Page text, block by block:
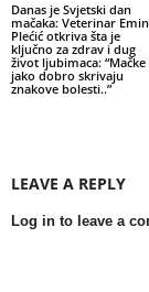
Danas je Svjetski dan
mačaka: Veterinar Emin
Plećić otkriva šta je
ključno za zdrav i dug
život ljubimaca: “Mačke
jako dobro skrivaju
znakove bolesti..”
LEAVE A REPLY
Log in to leave a